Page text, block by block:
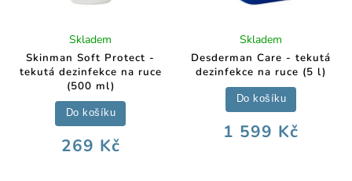
Skinman Soft Protect -
tekutá dezinfekce na ruce
(500 ml)
Skladem
269 Kč
Do košíku
Desderman Care - tekutá
dezinfekce na ruce (5 l)
Skladem
1 599 Kč
Do košíku